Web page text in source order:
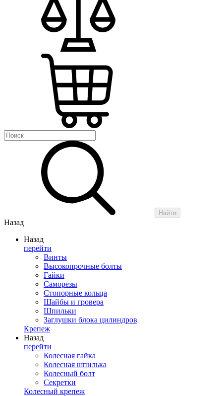
Найти
Назад
Назад
перейти
Винты
Высокопрочные болты
Гайки
Саморезы
Стопорные кольца
Шайбы и гровера
Шпильки
Заглушки блока цилиндров
Крепеж
Назад
перейти
Колесная гайка
Колесная шпилька
Колесный болт
Секретки
Колесный крепеж